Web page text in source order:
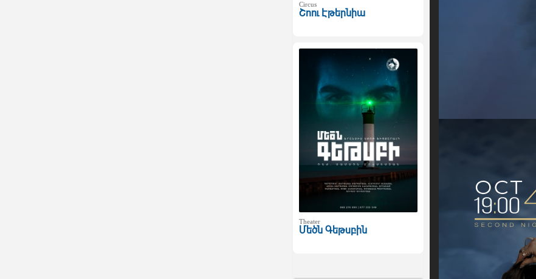
Circus
Շոու Էթերնիա
Theater
Մեծն Գեթսբին